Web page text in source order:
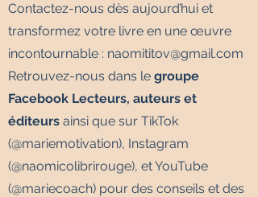
Contactez-nous dès aujourd’hui et
transformez votre livre en une œuvre
incontournable : naomititov@gmail.com
Retrouvez-nous dans le groupe
Facebook Lecteurs, auteurs et
éditeurs ainsi que sur TikTok
(@mariemotivation), Instagram
(@naomicolibrirouge), et YouTube
(@mariecoach) pour des conseils et des